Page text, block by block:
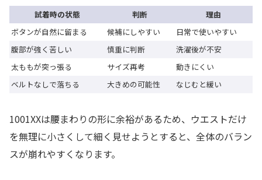
試着時の状態 判断
理由
ボタンが自然に留まる
候補にしやすい
日常で使いやすい
腹部が強く苦しい
慎重に判断
洗濯後が不安
太ももが突っ張る
サイズ再考
動きにくい
ベルトなしで落ちる
大きめの可能性 なじむと緩い
1001XXは腰まわりの形に余裕があるため、ウエストだけ
を無理に小さくして細く見せようとすると、全体のバラン
スが崩れやすくなります。